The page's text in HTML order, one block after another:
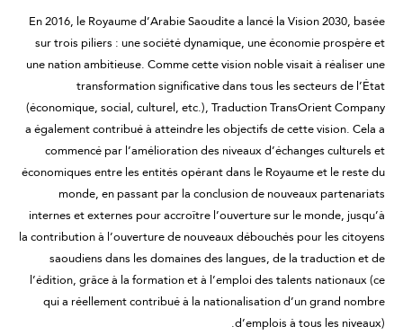
En 2016, le Royaume d’Arabie Saoudite a lancé la Vision 2030, basée
sur trois piliers : une société dynamique, une économie prospère et
une nation ambitieuse. Comme cette vision noble visait à réaliser une
transformation significative dans tous les secteurs de l’État
(économique, social, culturel, etc.), Traduction TransOrient Company
a également contribué à atteindre les objectifs de cette vision. Cela a
commencé par l’amélioration des niveaux d’échanges culturels et
économiques entre les entités opérant dans le Royaume et le reste du
monde, en passant par la conclusion de nouveaux partenariats
internes et externes pour accroître l’ouverture sur le monde, jusqu’à
la contribution à l’ouverture de nouveaux débouchés pour les citoyens
saoudiens dans les domaines des langues, de la traduction et de
l’édition, grâce à la formation et à l’emploi des talents nationaux (ce
qui a réellement contribué à la nationalisation d’un grand nombre
d’emplois à tous les niveaux).